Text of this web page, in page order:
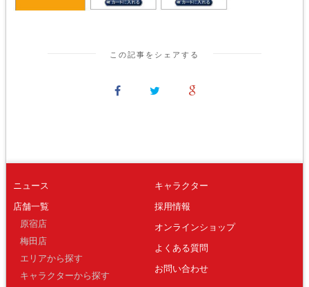
この記事をシェアする
ニュース
店舗一覧
原宿店
梅田店
エリアから探す
キャラクターから探す
キャラクター
採用情報
オンラインショップ
よくある質問
お問い合わせ